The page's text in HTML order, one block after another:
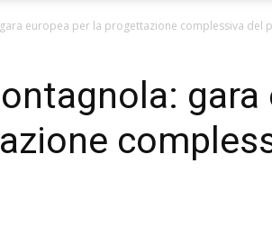
europea per la progettazione complessiva del
gara